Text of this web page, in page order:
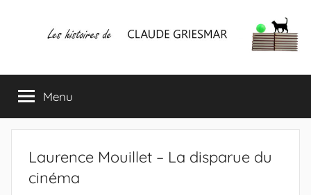
Les
histoires
de
CLAUDE
mes
lectures
favorites
Menu
Laurence Mouillet – La disparue du
cinéma